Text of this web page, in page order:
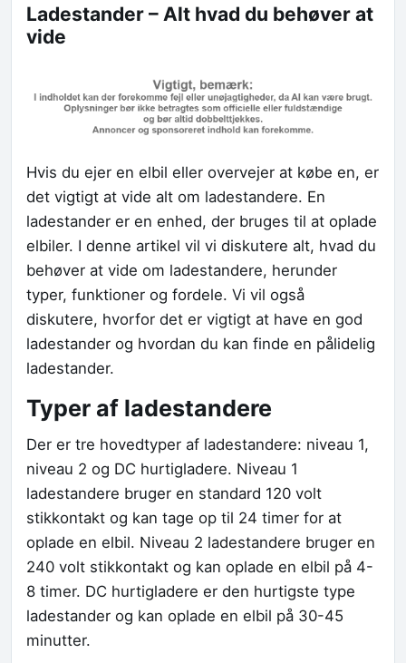
Ladestander – Alt hvad du behøver at
vide
Hvis du ejer en elbil eller overvejer at købe en, er
det vigtigt at vide alt om ladestandere. En
ladestander er en enhed, der bruges til at oplade
elbiler. I denne artikel vil vi diskutere alt, hvad du
behøver at vide om ladestandere, herunder
typer, funktioner og fordele. Vi vil også
diskutere, hvorfor det er vigtigt at have en god
ladestander og hvordan du kan finde en pålidelig
ladestander.
Typer af ladestandere
Der er tre hovedtyper af ladestandere: niveau 1,
niveau 2 og DC hurtigladere. Niveau 1
ladestandere bruger en standard 120 volt
stikkontakt og kan tage op til 24 timer for at
oplade en elbil. Niveau 2 ladestandere bruger en
240 volt stikkontakt og kan oplade en elbil på 4-
8 timer. DC hurtigladere er den hurtigste type
ladestander og kan oplade en elbil på 30-45
minutter.